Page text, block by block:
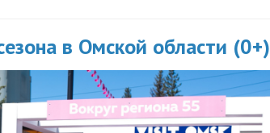
в Омской области (0+)